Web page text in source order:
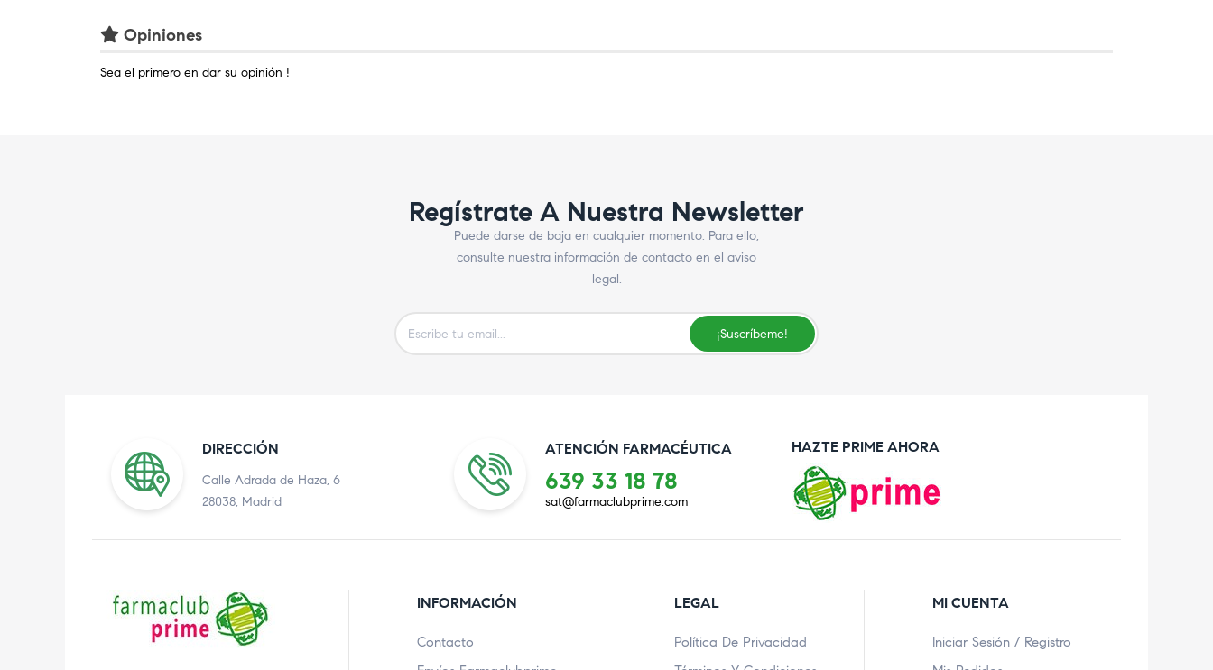
Opiniones
Sea el primero en dar su opinión !
Regístrate A Nuestra Newsletter
Puede darse de baja en cualquier momento. Para ello,
consulte nuestra información de contacto en el aviso
legal.
¡Suscríbeme!
DIRECCIÓN
Calle Adrada de Haza, 6
28038, Madrid
ATENCIÓN FARMACÉUTICA
639 33 18 78
sat@farmaclubprime.com
HAZTE PRIME AHORA
INFORMACIÓN
Contacto
LEGAL
Política De Privacidad
MI CUENTA
Iniciar Sesión / Registro